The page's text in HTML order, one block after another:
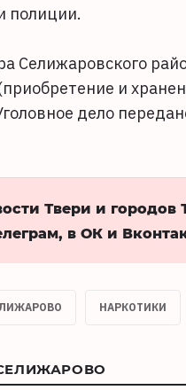
полиции.
Селижаровского
и
дело
Твери и городов
в ОК и
НАРКОТИКИ